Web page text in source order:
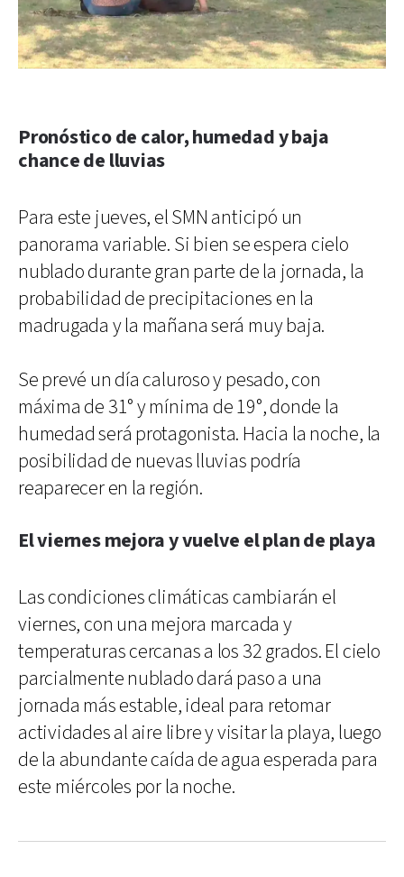
Pronóstico de calor, humedad y baja
chance de lluvias
Para este jueves, el SMN anticipó un
panorama variable. Si bien se espera cielo
nublado durante gran parte de la jornada, la
probabilidad de precipitaciones en la
madrugada y la mañana será muy baja.
Se prevé un día caluroso y pesado, con
máxima de 31° y mínima de 19°, donde la
humedad será protagonista. Hacia la noche, la
posibilidad de nuevas lluvias podría
reaparecer en la región.
El viernes mejora y vuelve el plan de playa
Las condiciones climáticas cambiarán el
viernes, con una mejora marcada y
temperaturas cercanas a los 32 grados. El cielo
parcialmente nublado dará paso a una
jornada más estable, ideal para retomar
actividades al aire libre y visitar la playa, luego
de la abundante caída de agua esperada para
este miércoles por la noche.